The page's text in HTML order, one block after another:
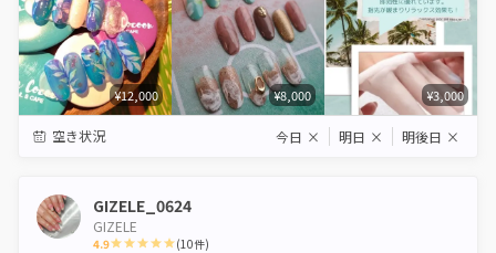
¥12,000 ¥8,000 ¥3,000
空き状況 今日 × 明日 × 明後日 ×
GIZELE_0624
GIZELE
4.9 (10件)